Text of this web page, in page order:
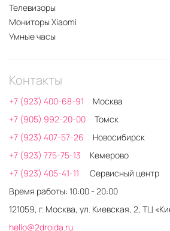
Телевизоры
Мониторы Xiaomi
Умные часы
Контакты
+7 (923) 400-68-91
Москва
+7 (905) 992-20-00
Томск
+7 (923) 407-57-26
Новосибирск
+7 (923) 775-75-13
Кемерово
+7 (923) 405-41-11
Сервисный центр
Время работы: 10:00 - 20:00
121059, г. Москва, ул. Киевская, 2, ТЦ
hello@2droida.ru